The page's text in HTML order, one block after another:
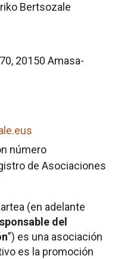
Bertsozale
20150 Amasa-
número
de Asociaciones
(en adelante
del
”) es una asociación
es la promoción